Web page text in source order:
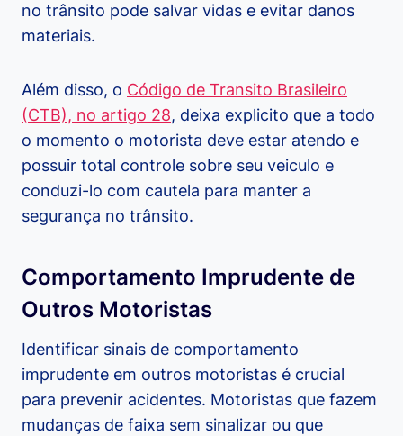
no trânsito pode salvar vidas e evitar danos
materiais.
Além disso, o Código de Transito Brasileiro
(CTB), no artigo 28, deixa explicito que a todo
o momento o motorista deve estar atendo e
possuir total controle sobre seu veiculo e
conduzi-lo com cautela para manter a
segurança no trânsito.
Comportamento Imprudente de
Outros Motoristas
Identificar sinais de comportamento
imprudente em outros motoristas é crucial
para prevenir acidentes. Motoristas que fazem
mudanças de faixa sem sinalizar ou que